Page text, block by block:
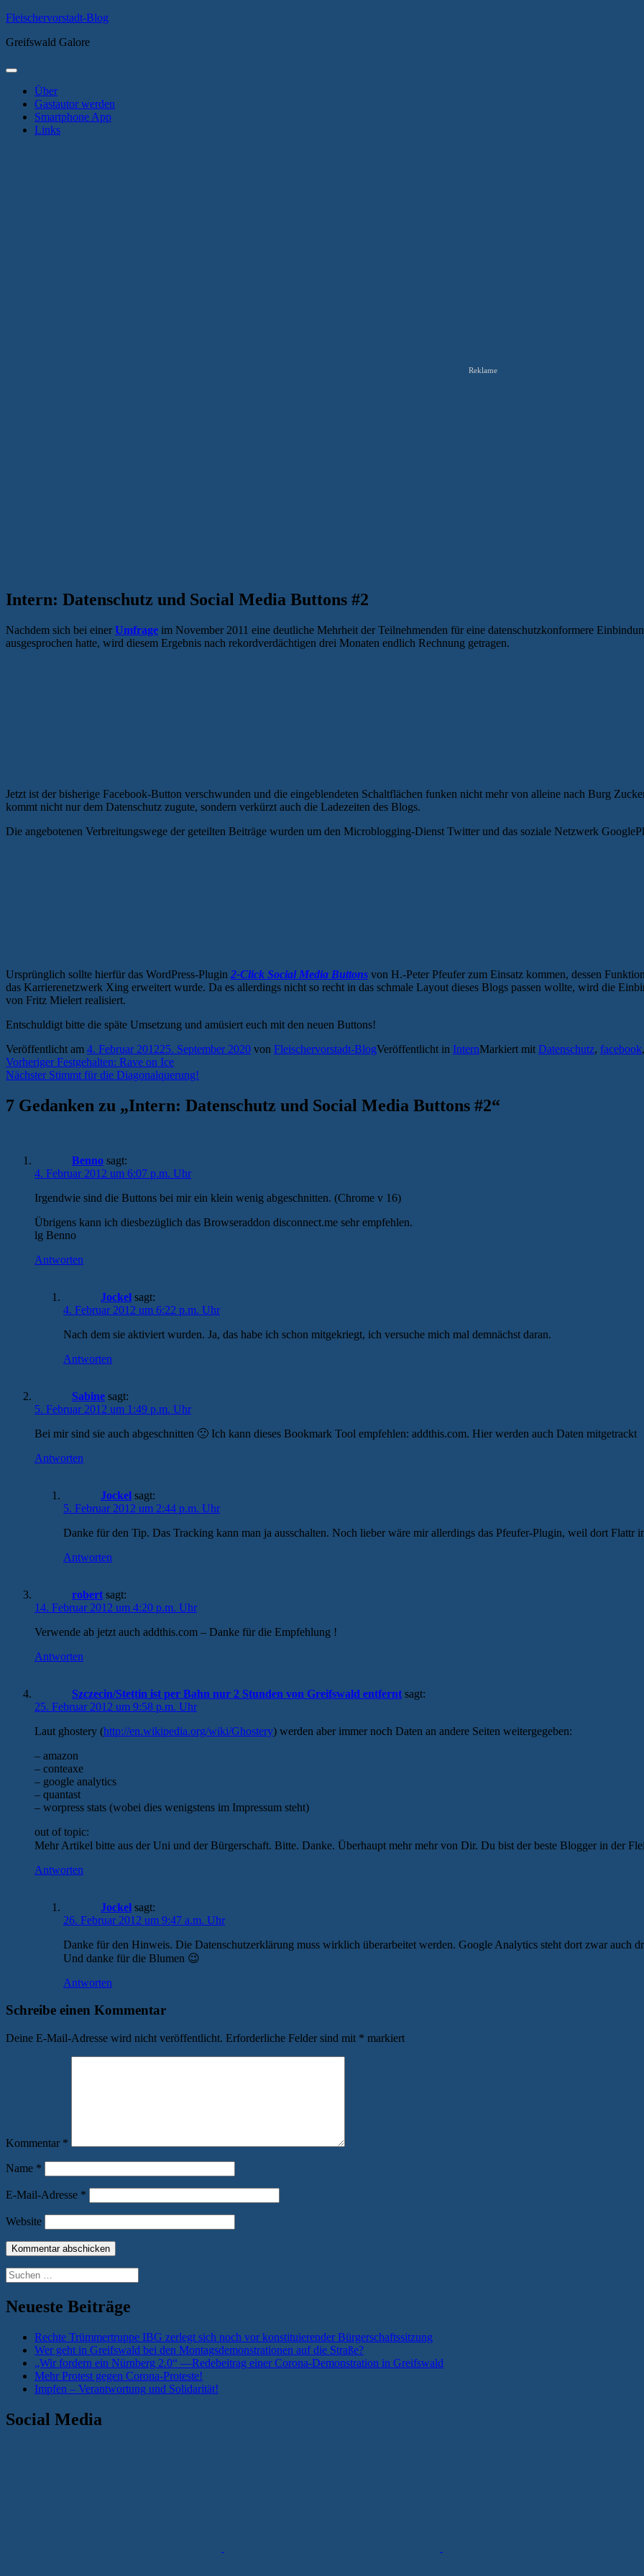
Zum
springen
Fleischervorstadt-Blog
Greifswald Galore
Primäres
Über
Gastautor werden
Smartphone App
Links
Reklame
Intern: Datenschutz und Social Media Buttons #2
Nachdem sich bei einer Umfrage im November 2011 eine deutliche Mehrheit der Teilnehmenden für eine datenschutzkonformere
ausgesprochen hatte, wird diesem Ergebnis nach rekordverdächtigen drei Monaten endlich Rechnung getragen.
Jetzt ist der bisherige Facebook-Button verschwunden und die eingeblendeten Schaltflächen funken nicht mehr von alleine nach Burg
kommt nicht nur dem Datenschutz zugute, sondern verkürzt auch die Ladezeiten des Blogs.
Die angebotenen Verbreitungswege der geteilten Beiträge wurden um den Microblogging-Dienst Twitter und das soziale Netzwerk
Ursprünglich sollte hierfür das WordPress-Plugin 2-Click Social Media Buttons von H.-Peter Pfeufer zum Einsatz kommen, dessen
das Karrierenetzwerk Xing erweitert wurde. Da es allerdings nicht so recht in das schmale Layout dieses Blogs passen wollte, wird die
von Fritz Mielert realisiert.
Entschuldigt bitte die späte Umsetzung und amüsiert euch mit den neuen Buttons!
Veröffentlicht am 4. Februar 201225. September 2020 von Fleischervorstadt-BlogVeröffentlicht in InternMarkiert mit Datenschutz, facebook,
Beitragsnavigation
Vorheriger Vorheriger
Beitrag:
Festgehalten: Rave on Ice
Nächster Nächster
Stimmt für die Diagonalquerung!
7 Gedanken zu „Intern: Datenschutz und Social Media Buttons #2“
Benno sagt:
4. Februar 2012 um 6:07 p.m. Uhr
Irgendwie sind die Buttons bei mir ein klein wenig abgeschnitten. (Chrome v 16)
Übrigens kann ich diesbezüglich das Browseraddon disconnect.me sehr empfehlen.
lg Benno
Antworten
Jockel sagt:
4. Februar 2012 um 6:22 p.m. Uhr
Nach dem sie aktiviert wurden. Ja, das habe ich schon mitgekriegt, ich versuche mich mal demnächst daran.
Antworten
Sabine sagt:
5. Februar 2012 um 1:49 p.m. Uhr
Bei mir sind sie auch abgeschnitten 🙁 Ich kann dieses Bookmark Tool empfehlen: addthis.com. Hier werden auch Daten mitgetrackt
Antworten
Jockel sagt:
5. Februar 2012 um 2:44 p.m. Uhr
Danke für den Tip. Das Tracking kann man ja ausschalten. Noch lieber wäre mir allerdings das Pfeufer-Plugin, weil dort Flattr
Antworten
robert sagt:
14. Februar 2012 um 4:20 p.m. Uhr
Verwende ab jetzt auch addthis.com – Danke für die Empfehlung !
Antworten
Szczecin/Stettin ist per Bahn nur 2 Stunden von Greifswald entfernt sagt:
25. Februar 2012 um 9:58 p.m. Uhr
Laut ghostery (http://en.wikipedia.org/wiki/Ghostery) werden aber immer noch Daten an andere Seiten weitergegeben:
– amazon
– conteaxe
– google analytics
– quantast
– worpress stats (wobei dies wenigstens im Impressum steht)
out of topic:
Mehr Artikel bitte aus der Uni und der Bürgerschaft. Bitte. Danke. Überhaupt mehr mehr von Dir. Du bist der beste Blogger in der
Antworten
Jockel sagt:
26. Februar 2012 um 9:47 a.m. Uhr
Danke für den Hinweis. Die Datenschutzerklärung muss wirklich überarbeitet werden. Google Analytics steht dort zwar auch
Und danke für die Blumen 😉
Antworten
Schreibe einen Kommentar
Deine E-Mail-Adresse wird nicht veröffentlicht. Erforderliche Felder sind mit * markiert
Kommentar *
Name *
E-Mail-Adresse *
Website
Suchen
nach:
Neueste Beiträge
Rechte Trümmertruppe IBG zerlegt sich noch vor konstituierender Bürgerschaftssitzung
Wer geht in Greifswald bei den Montagsdemonstrationen auf die Straße?
„Wir fordern ein Nürnberg 2.0“ —Redebeitrag einer Corona-Demonstration in Greifswald
Mehr Protest gegen Corona-Proteste!
Impfen – Verantwortung und Solidarität!
Social Media